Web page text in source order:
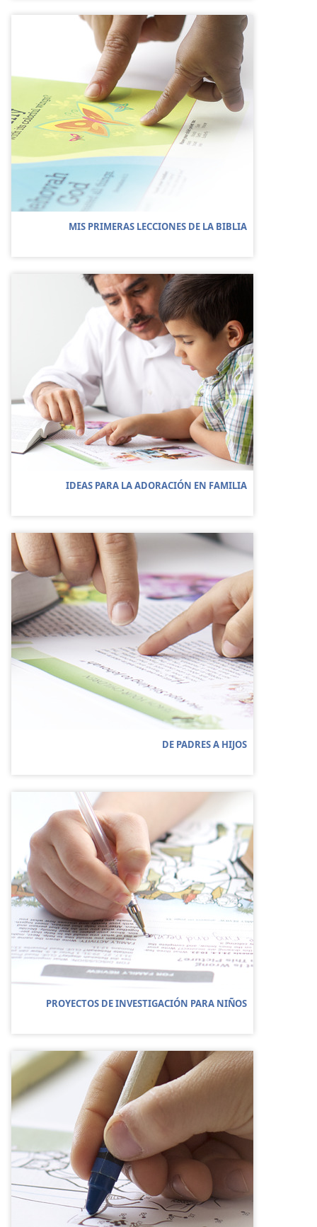
MIS PRIMERAS LECCIONES DE LA BIBLIA
IDEAS PARA LA ADORACIÓN EN FAMILIA
DE PADRES A HIJOS
PROYECTOS DE INVESTIGACIÓN PARA NIÑOS